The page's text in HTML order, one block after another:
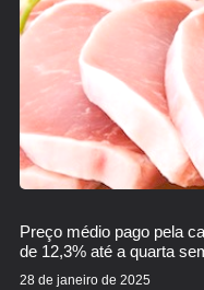
Preço médio pago pela
de 12,3% até a quarta
28 de janeiro de 2025